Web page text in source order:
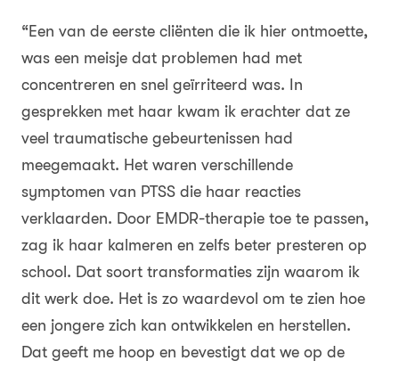
“Een van de eerste cliënten die ik hier ontmoette,
was een meisje dat problemen had met
concentreren en snel geïrriteerd was. In
gesprekken met haar kwam ik erachter dat ze
veel traumatische gebeurtenissen had
meegemaakt. Het waren verschillende
symptomen van PTSS die haar reacties
verklaarden. Door EMDR-therapie toe te passen,
zag ik haar kalmeren en zelfs beter presteren op
school. Dat soort transformaties zijn waarom ik
dit werk doe. Het is zo waardevol om te zien hoe
een jongere zich kan ontwikkelen en herstellen.
Dat geeft me hoop en bevestigt dat we op de